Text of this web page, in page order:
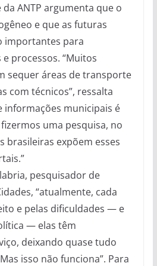
ANTP argumenta que o
e que as futuras
importantes para
processos. “Muitos
sequer áreas de transporte
com técnicos”, ressalta
informações municipais é
uma pesquisa, no
brasileiras expõem esses
pesquisador de
“atualmente, cada
e pelas dificuldades — e
— elas têm
deixando quase tudo
isso não funciona”. Para